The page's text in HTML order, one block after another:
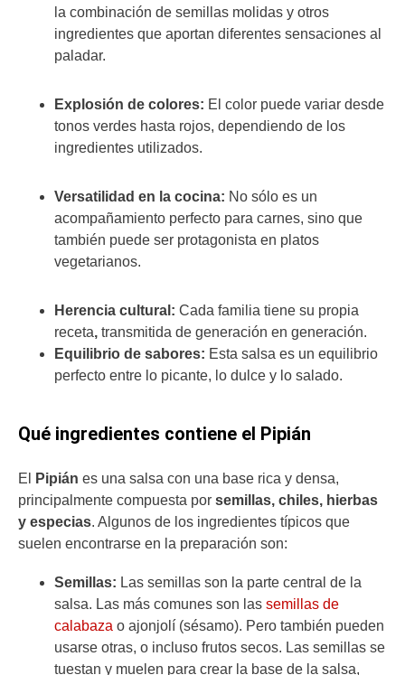
la combinación de semillas molidas y otros
ingredientes que aportan diferentes sensaciones al
paladar.
Explosión de colores: El color puede variar desde
tonos verdes hasta rojos, dependiendo de los
ingredientes utilizados.
Versatilidad en la cocina: No sólo es un
acompañamiento perfecto para carnes, sino que
también puede ser protagonista en platos
vegetarianos.
Herencia cultural: Cada familia tiene su propia
receta, transmitida de generación en generación.
Equilibrio de sabores: Esta salsa es un equilibrio
perfecto entre lo picante, lo dulce y lo salado.
Qué ingredientes contiene el Pipián
El Pipián es una salsa con una base rica y densa,
principalmente compuesta por semillas, chiles, hierbas
y especias. Algunos de los ingredientes típicos que
suelen encontrarse en la preparación son:
Semillas: Las semillas son la parte central de la
salsa. Las más comunes son las semillas de
calabaza o ajonjolí (sésamo). Pero también pueden
usarse otras, o incluso frutos secos. Las semillas se
tuestan y muelen para crear la base de la salsa,